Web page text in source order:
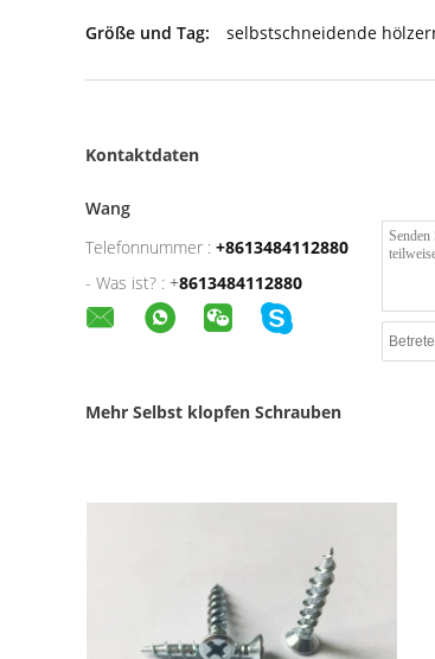
Größe und Tag: selbstschneidende
Kontaktdaten
Wang
Telefonnummer : +8613484112880
- Was ist? : +8613484112880
Mehr Selbst klopfen Schrauben